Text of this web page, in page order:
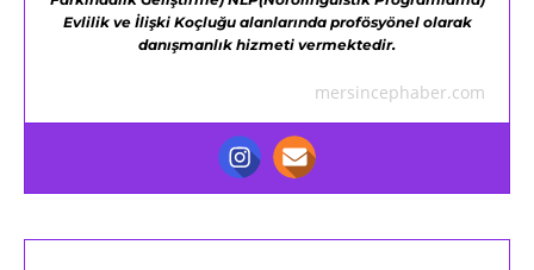
Evlilik ve İlişki Koçluğu alanlarında profösyönel olarak
danışmanlık hizmeti vermektedir.
mersincephaber.com